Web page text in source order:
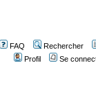
FAQ
Rechercher
Profil
Se